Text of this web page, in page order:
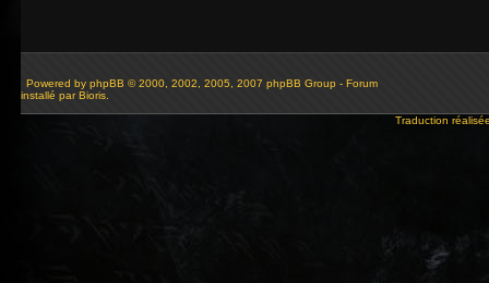
Powered by phpBB © 2000, 2002, 2005, 2007 phpBB Group - Forum
installé par Bioris.
Traduction